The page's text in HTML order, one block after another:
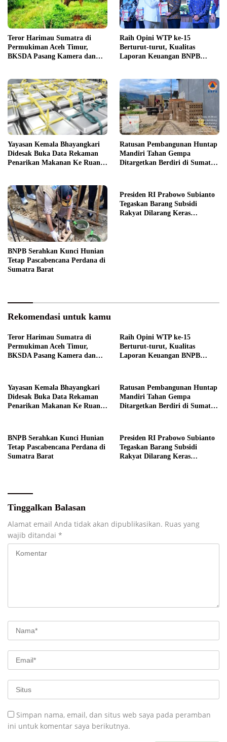
Teror Harimau Sumatra di
Permukiman Aceh Timur,
BKSDA Pasang Kamera dan
Raih Opini WTP ke-15
Berturut-turut, Kualitas
Laporan Keuangan BNPB
Yayasan Kemala Bhayangkari
Didesak Buka Data Rekaman
Penarikan Makanan Ke Ruang
Ratusan Pembangunan Huntap
Mandiri Tahan Gempa
Ditargetkan Berdiri di Sumatra
BNPB Serahkan Kunci Hunian
Tetap Pascabencana Perdana di
Sumatra Barat
Presiden RI Prabowo Subianto
Tegaskan Barang Subsidi
Rakyat Dilarang Keras
Rekomendasi untuk kamu
Teror Harimau Sumatra di
Permukiman Aceh Timur,
BKSDA Pasang Kamera dan
Raih Opini WTP ke-15
Berturut-turut, Kualitas
Laporan Keuangan BNPB
Yayasan Kemala Bhayangkari
Didesak Buka Data Rekaman
Penarikan Makanan Ke Ruang
Ratusan Pembangunan Huntap
Mandiri Tahan Gempa
Ditargetkan Berdiri di Sumatra
BNPB Serahkan Kunci Hunian
Tetap Pascabencana Perdana di
Sumatra Barat
Presiden RI Prabowo Subianto
Tegaskan Barang Subsidi
Rakyat Dilarang Keras
Tinggalkan Balasan
Alamat email Anda tidak akan dipublikasikan. Ruas yang
wajib ditandai *
Simpan nama, email, dan situs web saya pada peramban
ini untuk komentar saya berikutnya.